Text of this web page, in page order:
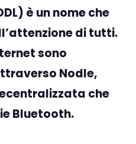
è un nome che
di tutti.
sono
Nodle,
che
Bluetooth.